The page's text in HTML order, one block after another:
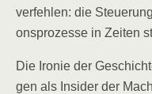
ver­feh­len: die
ons­pro­zes­se in Zei­ten
Die Iro­nie der
gen als Insi­der der